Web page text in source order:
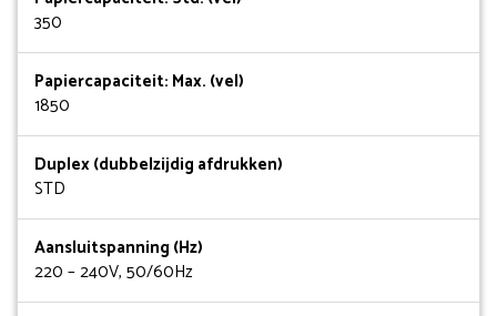
350
Papiercapaciteit: Max. (vel)
1850
Duplex (dubbelzijdig afdrukken)
STD
Aansluitspanning (Hz)
220 – 240V, 50/60Hz